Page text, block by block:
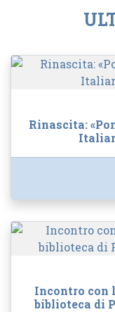
Rinascita:
Incontro con
biblioteca di